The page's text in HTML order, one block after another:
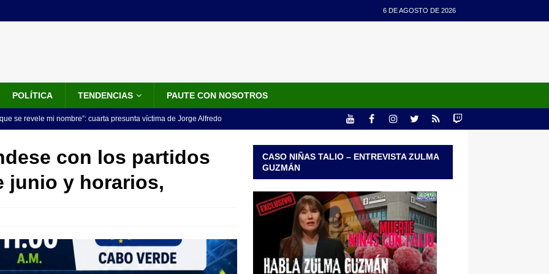
6 DE AGOSTO DE 2026
POLÍTICA TENDENCIAS PAUTE CON NOSOTROS
se revele mi nombre”: cuarta presunta víctima de Jorge Alfredo
acusó a hombre que habría intentado encubrir el asesinato
accidente de tránsito JUDICIALES
examen toxicológico a exdirectora del Dapre Angie Rodríguez
NOTICIAS
con los partidos
junio y horarios,
CASO NIÑAS TALIO – ENTREVISTA ZULMA
GUZMÁN